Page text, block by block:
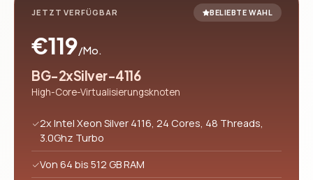
JETZT VERFÜGBAR BELIEBTE WAHL
€119/Mo.
BG-2xSilver-4116
High-Core-Virtualisierungsknoten
2x Intel Xeon Silver 4116, 24 Cores, 48 Threads,
3.0Ghz Turbo
Von 64 bis 512 GB RAM